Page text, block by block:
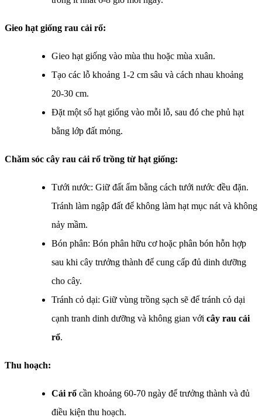
Gieo hạt giống rau cải rổ:
Gieo hạt giống vào mùa thu hoặc mùa xuân.
Tạo các lỗ khoảng 1-2 cm sâu và cách nhau khoảng
20-30 cm.
Đặt một số hạt giống vào mỗi lỗ, sau đó che phủ hạt
bằng lớp đất mỏng.
Chăm sóc cây rau cải rổ trồng từ hạt giống:
Tưới nước: Giữ đất ẩm bằng cách tưới nước đều đặn.
Tránh làm ngập đất để không làm hạt mục nát và không
nảy mầm.
Bón phân: Bón phân hữu cơ hoặc phân bón hỗn hợp
sau khi cây trưởng thành để cung cấp đủ dinh dưỡng
cho cây.
Tránh cỏ dại: Giữ vùng trồng sạch sẽ để tránh cỏ dại
cạnh tranh dinh dưỡng và không gian với cây rau cải
rổ.
Thu hoạch:
Cải rổ cần khoảng 60-70 ngày để trưởng thành và đủ
điều kiện thu hoạch.